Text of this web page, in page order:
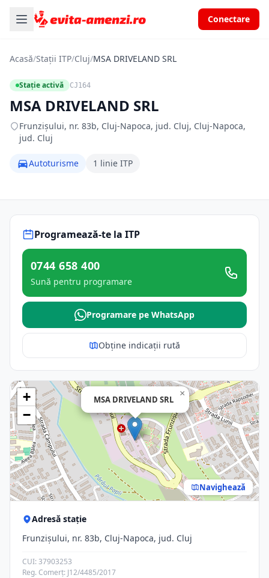
Conectare
Acasă/Stații ITP/Cluj/MSA DRIVELAND SRL
Stație activă CJ164
MSA DRIVELAND SRL
Frunzișului, nr. 83b, Cluj-Napoca, jud. Cluj, Cluj-Napoca,
jud. Cluj
Autoturisme 1 linie ITP
Programează-te la ITP
0744 658 400
Sună pentru programare
Programare pe WhatsApp
Obține indicații rută
MSA DRIVELAND SRL
×
+
−
Navighează
Adresă stație
Frunzișului, nr. 83b, Cluj-Napoca, jud. Cluj
CUI: 37903253
Reg. Comerț: J12/4485/2017